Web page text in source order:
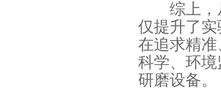
综上，从
仅提升了
在追求精
科学、环
研磨设备。